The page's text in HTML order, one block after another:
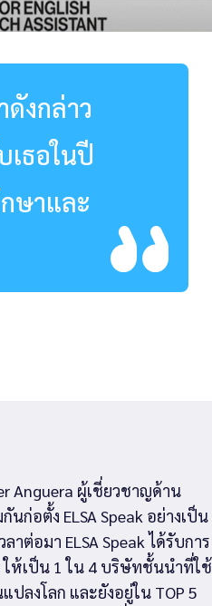
งกล่าว
ธอในปี
ษาและ
Anguera ผู้เชี่ยวชาญด้าน
นก่อตั้ง ELSA Speak อย่างเป็น
าต่อมา ELSA Speak ได้รับการ
ให้เป็น 1 ใน 4 บริษัทชั้นนำที่ใช้
ปลงโลก และยังอยู่ใน TOP 5